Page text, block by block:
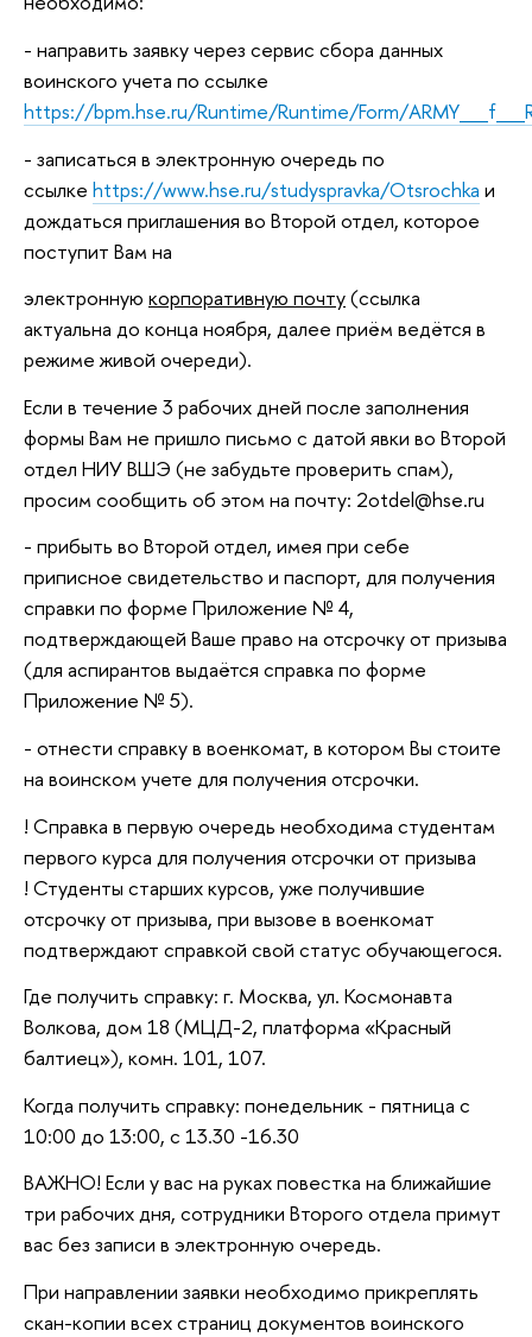
- направить заявку через сервис сбора данных
воинского учета по ссылке
https://bpm.hse.ru/Runtime/Runtime/Form/
- записаться в электронную очередь по
ссылке https://www.hse.ru/studyspravka/Otsrochka и
дождаться приглашения во Второй отдел, которое
поступит Вам на
электронную корпоративную почту(ссылка
актуальна до конца ноября, далее приём ведётся в
режиме живой очереди).
Если в течение 3 рабочих дней после заполнения
формы Вам не пришло письмо с датой явки во Второй
отдел НИУ ВШЭ (не забудьте проверить cпам),
просим сообщить об этом на почту: 2otdel@hse.ru
- прибыть во Второй отдел, имея при себе
приписное свидетельство и паспорт, для получения
справки по форме Приложение № 4,
подтверждающей Ваше право на отсрочку от призыва
(для аспирантов выдаётся справка по форме
Приложение № 5).
- отнести справку в военкомат, в котором Вы стоите
на воинском учете для получения отсрочки.
! Справка в первую очередь необходима студентам
первого курса для получения отсрочки от призыва
! Студенты старших курсов, уже получившие
отсрочку от призыва, при вызове в военкомат
подтверждают справкой свой статус обучающегося.
Где получить справку: г. Москва, ул. Космонавта
Волкова, дом 18 (МЦД-2, платформа «Красный
балтиец»), комн. 101, 107.
Когда получить справку: понедельник - пятница с
10:00 до 13:00, с 13.30 -16.30
ВАЖНО! Если у вас на руках повестка на ближайшие
три рабочих дня, сотрудники Второго отдела примут
вас без записи в электронную очередь.
При направлении заявки необходимо прикреплять
скан-копии всех страниц документов воинского